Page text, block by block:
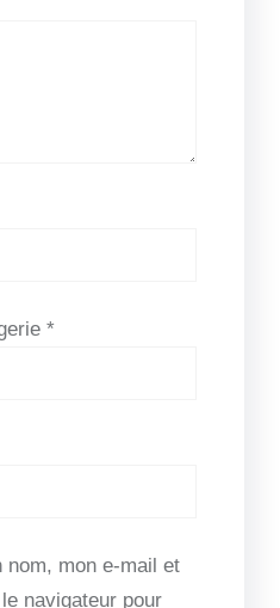
*
nom, mon e-mail et
navigateur pour